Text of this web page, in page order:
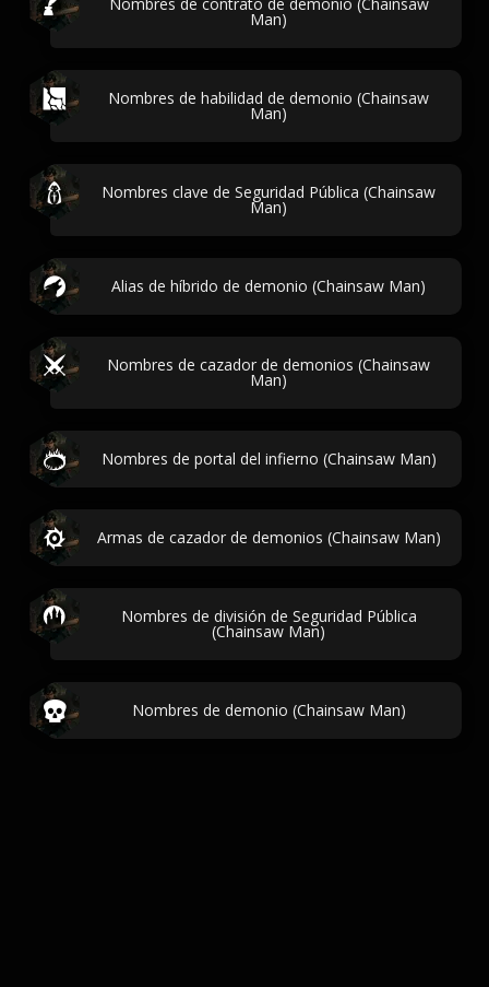
Man)
Nombres de habilidad de demonio (Chainsaw
Man)
Nombres clave de Seguridad Pública (Chainsaw
Man)
Alias de híbrido de demonio (Chainsaw Man)
Nombres de cazador de demonios (Chainsaw
Man)
Nombres de portal del infierno (Chainsaw Man)
Armas de cazador de demonios (Chainsaw Man)
Nombres de división de Seguridad Pública
(Chainsaw Man)
Nombres de demonio (Chainsaw Man)